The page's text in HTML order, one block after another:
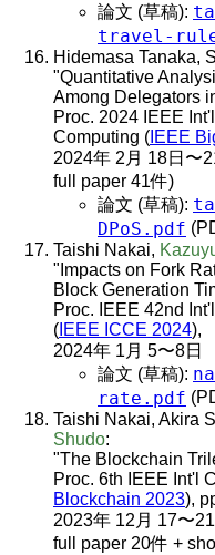
論文 (草稿):
travel-
Hidemasa Tanaka,
"Quantitative
Among Delegators
Proc. 2024 IEEE
Computing ( IEEE
2024年 2月 18日〜
full paper 41件)
論文 (草稿):
DPoS.pdf
Taishi Nakai,
"Impacts on Fork
Block Generation
Proc. IEEE 42nd
( IEEE ICCE 2024),
2024年 1月 5〜8日
論文 (草稿):
rate.pdf
Taishi Nakai, Akira
Shudo:
"The Blockchain
Proc. 6th IEEE Int'l
Blockchain 2023),
2023年 12月 17〜
full paper 20件 +